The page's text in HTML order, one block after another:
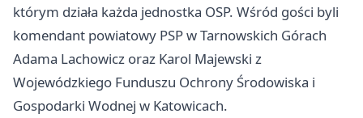
którym działa każda jednostka OSP. Wśród gości byli
komendant powiatowy PSP w Tarnowskich Górach
Adama Lachowicz oraz Karol Majewski z
Wojewódzkiego Funduszu Ochrony Środowiska i
Gospodarki Wodnej w Katowicach.